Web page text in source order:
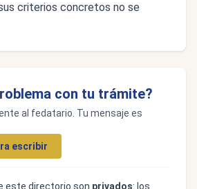
criterios concretos no se
con tu trámite?
al fedatario. Tu mensaje es
escribir
este directorio son privados: los